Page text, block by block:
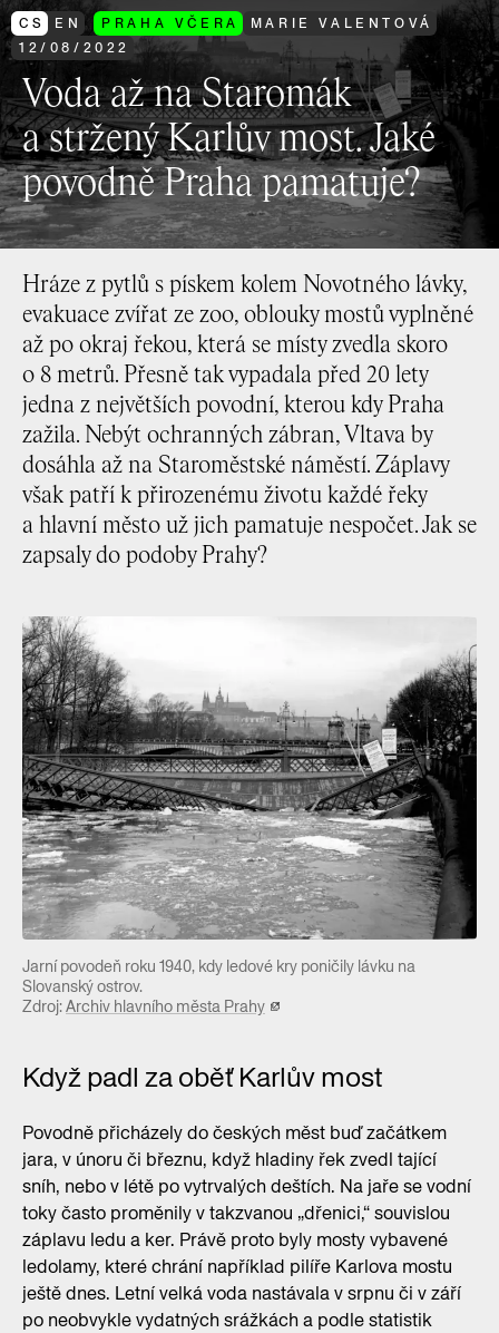
CS EN PRAHA VČERA
MARIE VALENTOVÁ
12/ 08/ 2022
Voda až na Staromák
a stržený Karlův most. Jaké
povodně Praha pamatuje?
Hráze z pytlů s pískem kolem Novotného lávky,
evakuace zvířat ze zoo, oblouky mostů vyplněné
až po okraj řekou, která se místy zvedla skoro
o 8 metrů. Přesně tak vypadala před 20 lety
jedna z největších povodní, kterou kdy Praha
zažila. Nebýt ochranných zábran, Vltava by
dosáhla až na Staroměstské náměstí. Záplavy
však patří k přirozenému životu každé řeky
a hlavní město už jich pamatuje nespočet. Jak se
zapsaly do podoby Prahy?
Jarní povodeň roku 1940, kdy ledové kry poničily lávku na
Slovanský ostrov.
Zdroj:Archiv hlavního města Prahy
Když padl za oběť Karlův most
Povodně přicházely do českých měst buď začátkem
jara, v únoru či březnu, když hladiny řek zvedl tající
sníh, nebo v létě po vytrvalých deštích. Na jaře se vodní
toky často proměnily v takzvanou „dřenici,“ souvislou
záplavu ledu a ker. Právě proto byly mosty vybavené
ledolamy, které chrání například pilíře Karlova mostu
ještě dnes. Letní velká voda nastávala v srpnu či v září
po neobvykle vydatných srážkách a podle statistik